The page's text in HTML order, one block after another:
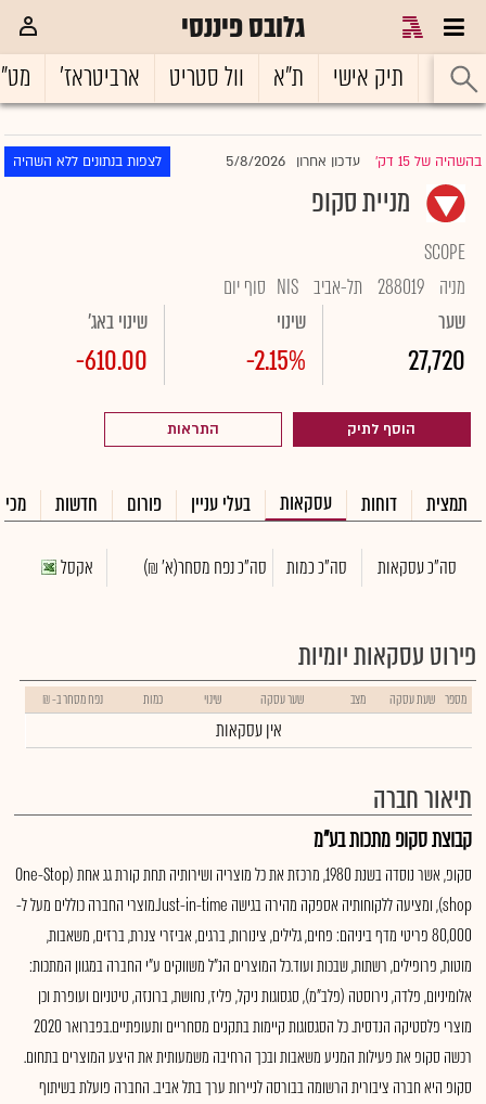
גלובס פיננסי
ראשי תיק אישי ת"א וול סטריט ארביטראז'
בהשהיה של 15 דק' |עדכון אחרון 5/8/2026 לצפות בנתונים ללא השהיה
מניית סקופ
SCOPE
מניה 288019 תל-אביב NIS סוף יום
שער
27,720
שינוי
-2.15%
שינוי באג'
-610.00
הוסף לתיק התראות
תמצית דוחות עסקאות בעלי עניין פורום חדשות
סה"כ עסקאות סה"כ כמות סה"כ נפח מסחר(א' ₪) אקסל
פירוט עסקאות יומיות
מספר שעת עסקה מצב שער עסקה שינוי כמות נפח מסחר ב- ₪
אין עסקאות
תיאור חברה
קבוצת סקופ מתכות בע"מ
סקופ, אשר נוסדה בשנת 1980, מרכזת את כל מוצריה ושירותיה תחת קורת גג אחת (One-Stop
shop), ומציעה ללקוחותיה אספקה מהירה בגישה Just-in-time.מוצרי החברה כוללים מעל ל-
80,000 פריטי מדף ביניהם: פחים, גלילים, צינורות, ברגים, אביזרי צנרת, ברזים, משאבות,
מוטות, פרופילים, רשתות, שבכות ועוד.כל המוצרים הנ"ל משווקים ע"י החברה במגוון המתכות:
אלומיניום, פלדה, נירוסטה (פלב"מ), סגסוגות ניקל, פליז, נחושת, ברונזה, טיטניום ועופרת וכן
מוצרי פלסטיקה הנדסית. כל הסגסוגות קיימות בתקנים מסחריים ותעופתיים.בפברואר 2020
רכשה סקופ את פעילות המניע משאבות ובכך הרחיבה משמעותית את היצע המוצרים בתחום.
סקופ היא חברה ציבורית הרשומה בבורסה לניירות ערך בתל אביב. החברה פועלת בשיתוף